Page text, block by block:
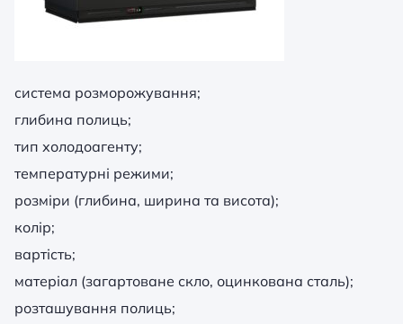
система розморожування;
глибина полиць;
тип холодоагенту;
температурні режими;
розміри (глибина, ширина та висота);
колір;
вартість;
матеріал (загартоване скло, оцинкована сталь);
розташування полиць;